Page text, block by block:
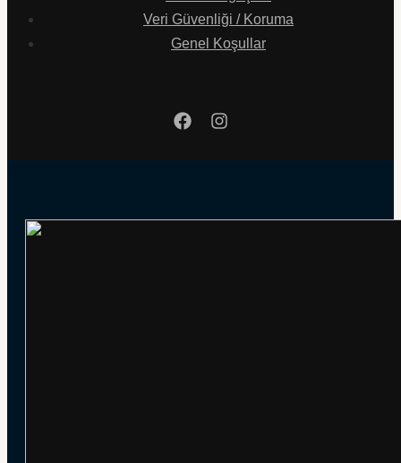
Veri Güvenliği / Koruma
Genel Koşullar